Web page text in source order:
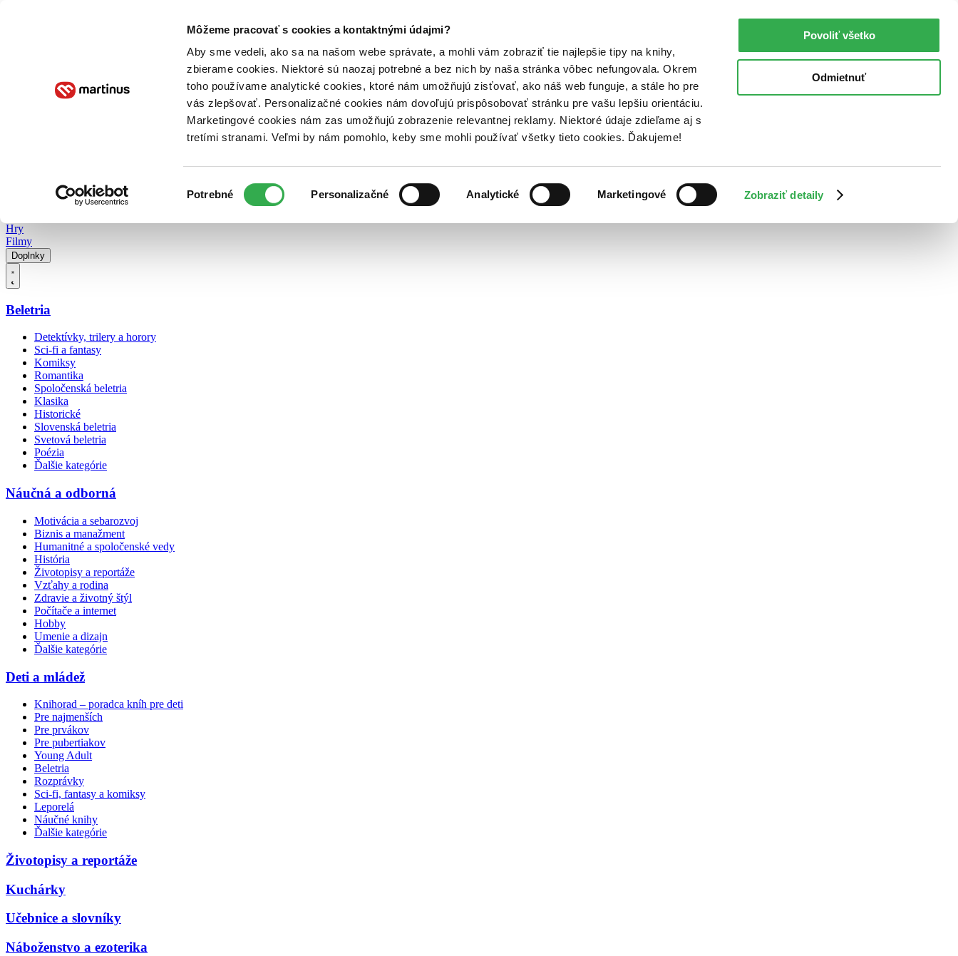
Môžeme pracovať s cookies a kontaktnými údajmi?
Aby sme vedeli, ako sa na našom webe správate, a mohli vám zobraziť tie najlepšie tipy na knihy,
zbierame cookies. Niektoré sú naozaj potrebné a bez nich by naša stránka vôbec nefungovala. Okrem
toho používame analytické cookies, ktoré nám umožňujú zisťovať, ako náš web funguje, a stále ho pre
vás zlepšovať. Personalizačné cookies nám dovoľujú prispôsobovať stránku pre vašu lepšiu orientáciu.
Marketingové cookies nám zas umožňujú zobrazenie relevantnej reklamy. Niektoré údaje zdieľame aj s
tretími stranami. Veľmi by nám pomohlo, keby sme mohli používať všetky tieto cookies. Ďakujeme!
súhlasu
Potrebné Personalizačné Analytické Marketingové Zobraziť detaily
Povoliť všetko
Odmietnuť
Poukážky Kontakt
Hry
Filmy
Doplnky
Beletria
Detektívky, trilery a horory
Sci-fi a fantasy
Komiksy
Romantika
Spoločenská beletria
Klasika
Historické
Slovenská beletria
Svetová beletria
Poézia
Ďalšie kategórie
Náučná a odborná
Motivácia a sebarozvoj
Biznis a manažment
Humanitné a spoločenské vedy
História
Životopisy a reportáže
Vzťahy a rodina
Zdravie a životný štýl
Počítače a internet
Hobby
Umenie a dizajn
Ďalšie kategórie
Deti a mládež
Knihorad – poradca kníh pre deti
Pre najmenších
Pre prvákov
Pre pubertiakov
Young Adult
Beletria
Rozprávky
Sci-fi, fantasy a komiksy
Leporelá
Náučné knihy
Ďalšie kategórie
Životopisy a reportáže
Kuchárky
Učebnice a slovníky
Náboženstvo a ezoterika